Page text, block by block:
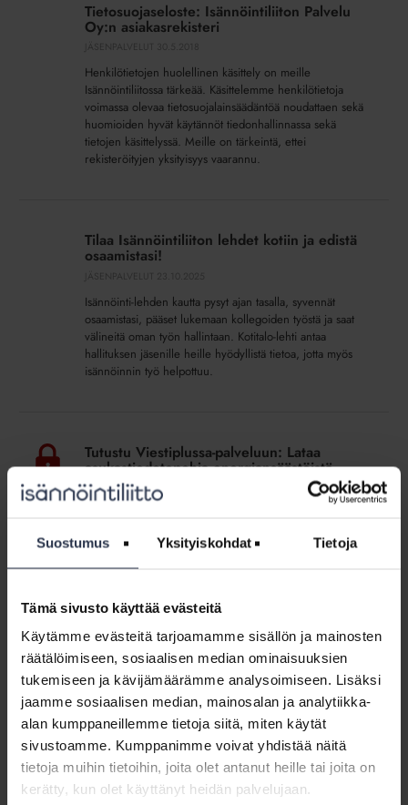
Suostumus Yksityiskohdat Tietoja
Tämä sivusto käyttää evästeitä
Käytämme evästeitä tarjoamamme sisällön ja mainosten
räätälöimiseen, sosiaalisen median ominaisuuksien
tukemiseen ja kävijämäärämme analysoimiseen. Lisäksi
jaamme sosiaalisen median, mainosalan ja analytiikka-
alan kumppaneillemme tietoja siitä, miten käytät
sivustoamme. Kumppanimme voivat yhdistää näitä
tietoja muihin tietoihin, joita olet antanut heille tai joita on
kerätty, kun olet käyttänyt heidän palvelujaan.
Tietosuojaseloste: Isännöintiliiton Palvelu
Oy:n asiakasrekisteri
Henkilötietojen huolellinen käsittely on meille
Isännöintiliitossa tärkeää. Käsittelemme henkilötietoja
voimassa olevaa tietosuojalainsäädäntöä noudattaen sekä
huomioiden hyvät käytännöt tiedonhallinnassa sekä
tietojen käsittelyssä. Meille on tärkeintä, ettei
rekisteröityjen yksityisyys vaarannu.
Tilaa Isännöintiliiton lehdet kotiin ja edistä
osaamistasi!
Isännöinti-lehden kautta pysyt ajan tasalla, syvennät
osaamistasi, pääset lukemaan kollegoiden työstä ja saat
välineitä oman työn hallintaan. Kotitalo-lehti antaa
hallituksen jäsenille heille hyödyllistä tietoa, jotta myös
isännöinnin työ helpottuu.
Viestiplussa-
palveluun:
Lataa
asukastiedotepohja
(lisäpalvelu)
Tutustu Viestiplussa-palveluun: Lataa
asukastiedotepohja energiansäästöistä
(lisäpalvelu)
JÄSENPALVELUT
asukkaille. Tutustu palveluun osoitteessa
https://www.isannointiliitto.fi/palvelut-johdolle/viesti/
kuukausitiedote_syyskuu-2022-1.docx
Työmaakortti
ja
veronumero
rakennustyömaalla
Työmaakortti ja veronumero
rakennustyömaalla
JÄSENPALVELUT 20.4.2018
Kuka vastaa siitä, että työmaalla on käytössä kuvalliset
henkilökortit eli työmaakortit? Kuka valvoo
henkilökorttien käyttöä?